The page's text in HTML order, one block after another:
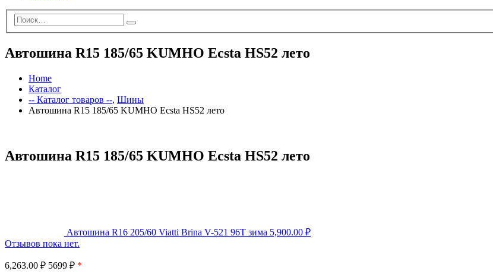
Автошина R15 185/65 KUMHO Ecsta HS52 лето
Home
Каталог
-- Каталог товаров --, Шины
Автошина R15 185/65 KUMHO Ecsta HS52 лето
Автошина R15 185/65 KUMHO Ecsta HS52 лето
Автошина R16 205/60 Viatti Brina V-521 96T зима 5,900.00 ₽
Отзывов пока нет.
6,263.00 ₽ 5699 ₽ *